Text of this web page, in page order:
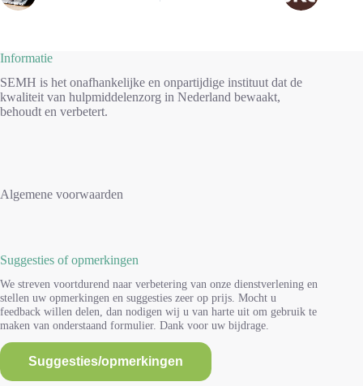
Informatie
SEMH is het onafhankelijke en onpartijdige instituut dat de
kwaliteit van hulpmiddelenzorg in Nederland bewaakt,
behoudt en verbetert.
Algemene voorwaarden
Suggesties of opmerkingen
We streven voortdurend naar verbetering van onze dienstverlening en
stellen uw opmerkingen en suggesties zeer op prijs. Mocht u
feedback willen delen, dan nodigen wij u van harte uit om gebruik te
maken van onderstaand formulier. Dank voor uw bijdrage.
Suggesties/opmerkingen